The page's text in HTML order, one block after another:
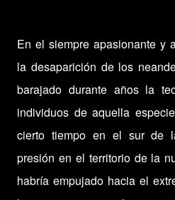
En el siempre apasionante y
la desaparición de los
barajado durante años la
individuos de aquella
cierto tiempo en el sur de
presión en el territorio de la
habría empujado hacia el